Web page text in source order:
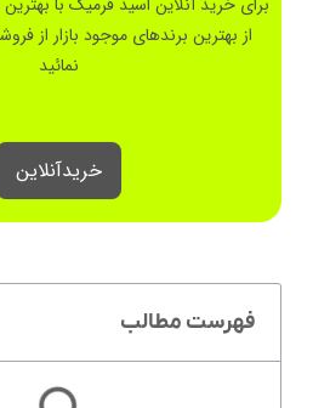
از بهترین برندهای موجود بازار از
نمائید
خرید‌آنلاین
فهرست مطالب